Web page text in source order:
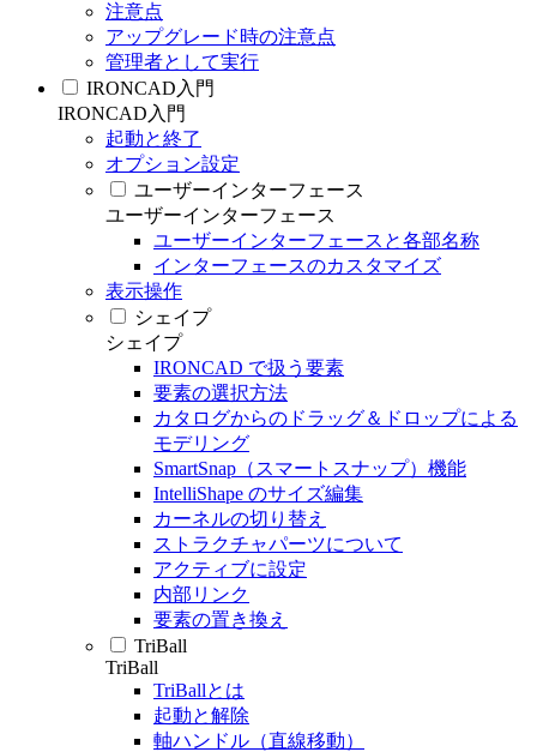
注意点
アップグレード時の注意点
管理者として実行
IRONCAD入門
IRONCAD入門
起動と終了
オプション設定
ユーザーインターフェース
ユーザーインターフェース
ユーザーインターフェースと各部名称
インターフェースのカスタマイズ
表示操作
シェイプ
シェイプ
IRONCAD で扱う要素
要素の選択方法
カタログからのドラッグ＆ドロップによる
モデリング
SmartSnap（スマートスナップ）機能
IntelliShape のサイズ編集
カーネルの切り替え
ストラクチャパーツについて
アクティブに設定
内部リンク
要素の置き換え
TriBall
TriBall
TriBallとは
起動と解除
軸ハンドル（直線移動）